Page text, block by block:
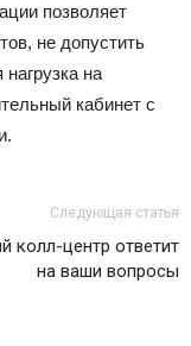
позволяет
не допустить
на
кабинет с
Следующая статья
колл-центр ответит
на ваши вопросы